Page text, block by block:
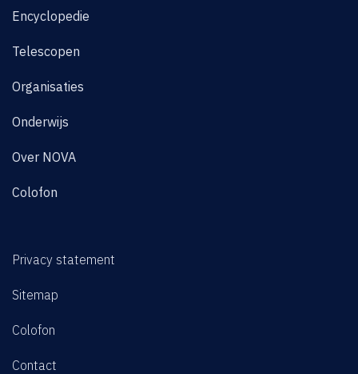
Encyclopedie
Telescopen
Organisaties
Onderwijs
Over NOVA
Colofon
Privacy statement
Sitemap
Colofon
Contact